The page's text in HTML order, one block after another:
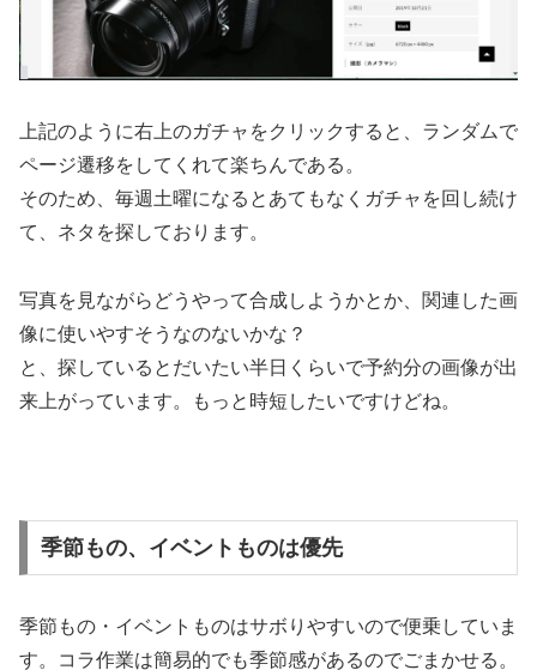
上記のように右上のガチャをクリックすると、ランダムで
ページ遷移をしてくれて楽ちんである。
そのため、毎週土曜になるとあてもなくガチャを回し続け
て、ネタを探しております。
写真を見ながらどうやって合成しようかとか、関連した画
像に使いやすそうなのないかな？
と、探しているとだいたい半日くらいで予約分の画像が出
来上がっています。もっと時短したいですけどね。
季節もの、イベントものは優先
季節もの・イベントものはサボりやすいので便乗していま
す。コラ作業は簡易的でも季節感があるのでごまかせる。